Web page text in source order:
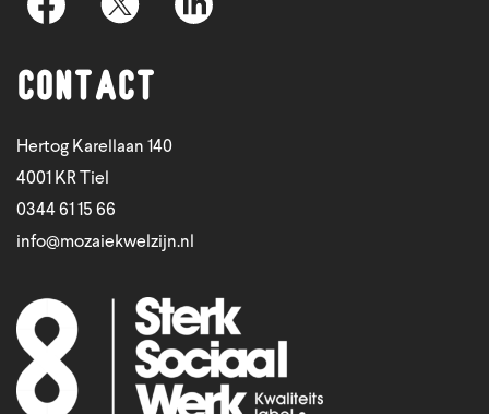
Contact
Hertog Karellaan 140
4001 KR Tiel
0344 61 15 66
info@mozaiekwelzijn.nl